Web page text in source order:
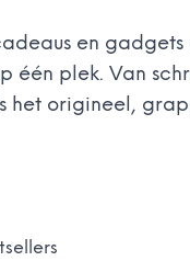
en
plek. Van
het origineel,